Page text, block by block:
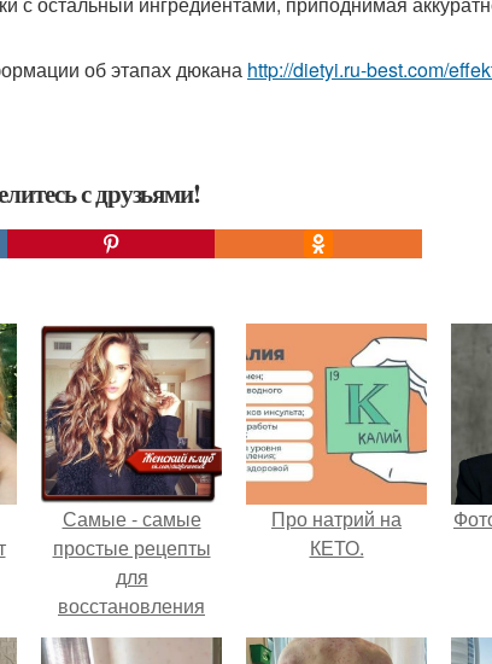
об этапах дюкана http://dietyi.ru-best.com/
с друзьями!
Самые - самые
простые рецепты
для
восстановления
шевелюры.
Про натрий на
КЕТО.